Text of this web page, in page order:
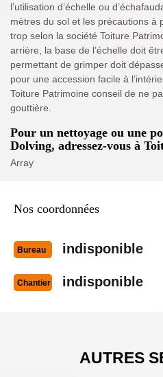
l’utilisation d’échelle ou
mètres du sol et les précautions à
trop selon la société Toiture
arrière, la base de l’échelle doit
permettant de grimper doit
pour une accession facile à
Toiture Patrimoine conseil de ne
gouttière.
Pour un nettoyage ou une
Dolving, adressez-vous à
Array
Nos coordonnées
Bureau indisponible
Chantier indisponible
AUTRES